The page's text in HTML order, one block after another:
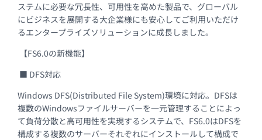
ステムに必要な冗長性、可用性を高めた製品で、グローバル
にビジネスを展開する大企業様にも安心してご利用いただけ
るエンタープライズソリューションに成長しました。
【FS6.0の新機能】
■ DFS対応
Windows DFS(Distributed File System)環境に対応。DFSは
複数のWindowsファイルサーバーを一元管理することによっ
て負荷分散と高可用性を実現するシステムで、FS6.0はDFSを
構成する複数のサーバーそれぞれにインストールして構成で